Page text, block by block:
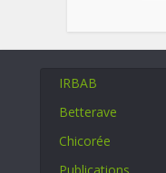
IRBAB
Betterave
Chicorée